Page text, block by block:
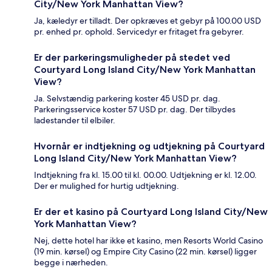
City/New York Manhattan View?
Ja, kæledyr er tilladt. Der opkræves et gebyr på 100.00 USD
pr. enhed pr. ophold. Servicedyr er fritaget fra gebyrer.
Er der parkeringsmuligheder på stedet ved
Courtyard Long Island City/New York Manhattan
View?
Ja. Selvstændig parkering koster 45 USD pr. dag.
Parkeringsservice koster 57 USD pr. dag. Der tilbydes
ladestander til elbiler.
Hvornår er indtjekning og udtjekning på Courtyard
Long Island City/New York Manhattan View?
Indtjekning fra kl. 15.00 til kl. 00.00. Udtjekning er kl. 12.00.
Der er mulighed for hurtig udtjekning.
Er der et kasino på Courtyard Long Island City/New
York Manhattan View?
Nej, dette hotel har ikke et kasino, men Resorts World Casino
(19 min. kørsel) og Empire City Casino (22 min. kørsel) ligger
begge i nærheden.